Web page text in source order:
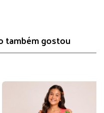
também gostou